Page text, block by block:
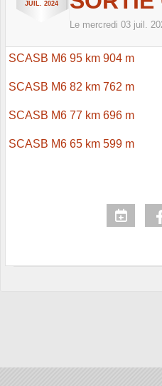
JUIL. 2024
Le mercredi 03 juil.
SCASB M6 95 km 904 m
SCASB M6 82 km 762 m
SCASB M6 77 km 696 m
SCASB M6 65 km 599 m